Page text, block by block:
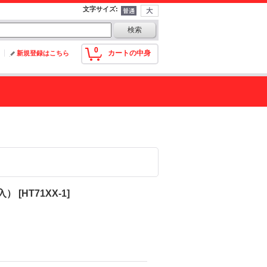
文字サイズ:
0 カートの中身
新規登録はこちら
[HT71XX-1]